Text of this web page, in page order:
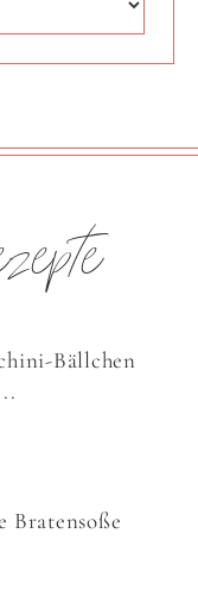
Bällchen
Bratensoße